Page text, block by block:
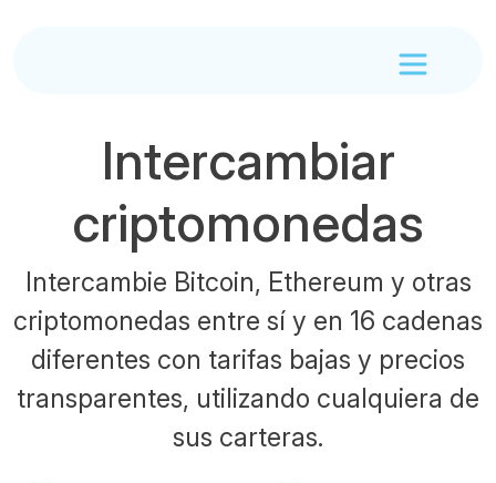
Intercambiar
criptomonedas
Intercambie Bitcoin, Ethereum y otras
criptomonedas entre sí y en 16 cadenas
diferentes con tarifas bajas y precios
transparentes, utilizando cualquiera de
sus carteras.